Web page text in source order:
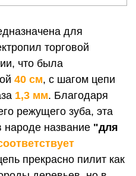
для
торговой
что была
40 см, с шагом цепи
1,3 мм. Благодаря
режущего зуба, эта
народе название "для
прекрасно пилит как